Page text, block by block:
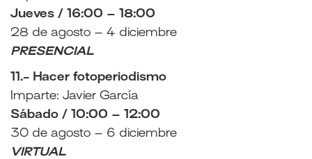
Jueves / 16:00 – 18:00
28 de agosto – 4 diciembre
PRESENCIAL
11.- Hacer fotoperiodismo
Imparte: Javier García
Sábado / 10:00 – 12:00
30 de agosto – 6 diciembre
VIRTUAL